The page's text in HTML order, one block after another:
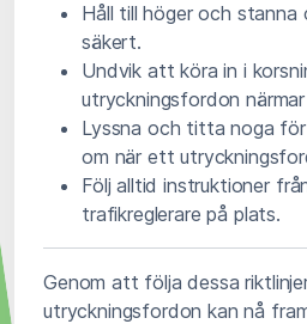
Håll till höger och
säkert.
Undvik att köra in i
utryckningsfordon närmar
Lyssna och titta noga
om när ett
Följ alltid instruktioner
trafikreglerare på plats.
Genom att följa dessa
utryckningsfordon kan nå